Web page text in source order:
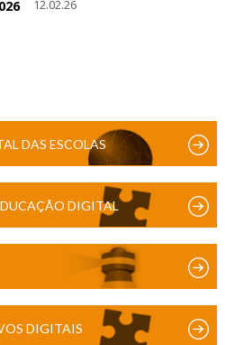
12.02.26
DAS ESCOLAS
DIGITAL
DIGITAIS